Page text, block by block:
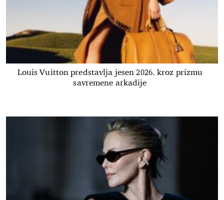
Louis Vuitton predstavlja jesen 2026. kroz prizmu
savremene arkadije